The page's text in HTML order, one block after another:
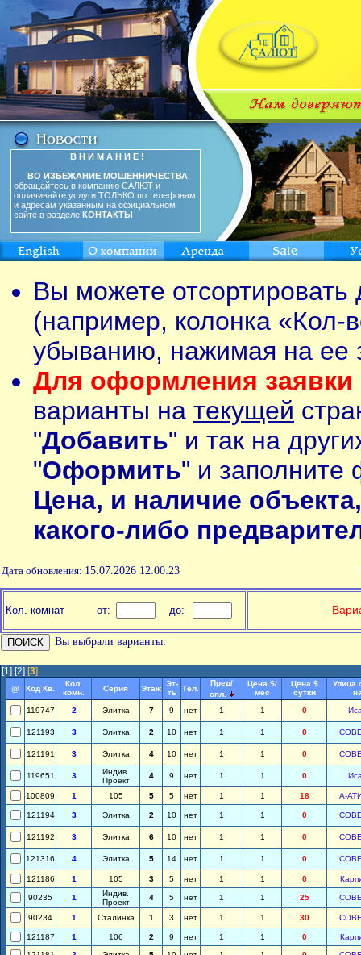
В Н И М А Н И Е !
ВО ИЗБЕЖАНИЕ МОШЕННИЧЕСТВА
обращайтесь в компанию САЛЮТ и
оплачивайте услуги ТОЛЬКО по телефонам
и адресам указанным на официальном
сайте в разделе КОНТАКТЫ
Вы можете
(например, колонка «Кол-
убыванию, нажимая на ее
Для оформления заявки
варианты на текущей
"Добавить" и так на
"Оформить" и заполните
Цена, и наличие
какого-либо
Дата обновления: 15.07.2026 12:00:23
Кол. комнат от: до:
Вы выбрали варианты:
[1] [2] [3]
@ Код Кв.
Кол.
комн.
Серия Этаж
Эт-
ть
Тел.
Пред/
опл.
Цена $/
мес
Цена $
сутки
Улица
119747
2 Элитка 7 9 нет 1 1 0
121193 3 Элитка 2 10 нет 1 1 0
121191 3 Элитка 4 10 нет 1 1 0
119651 3
Индив.
Проект
4 9 нет 1 1 0
100809 1 105 5 5 нет 1 1 18 А-
121194 3 Элитка 2 10 нет 1 1 0
121192 3 Элитка 6 10 нет 1 1 0
121316 4 Элитка 5 14 нет 1 1 0
121186 1 105 3 5 нет 1 1 0
90235 1
Индив.
Проект
4 5 нет 1 1 25
90234 1 Сталинка 1 3 нет 1 1 30
121187 1 106 2 9 нет 1 1 0